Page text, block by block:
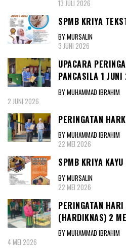
13 JULI 2026
SPMB KRIYA
BY MURSALIN
3 JUNI 2026
UPACARA
PANCASILA 1
BY MUHAMMAD IBRAHIM
2 JUNI 2026
PERINGATAN
BY MUHAMMAD IBRAHIM
22 MEI 2026
SPMB KRIYA
BY MURSALIN
22 MEI 2026
PERINGATAN
(HARDIKNAS) 2
BY MUHAMMAD IBRAHIM
4 MEI 2026